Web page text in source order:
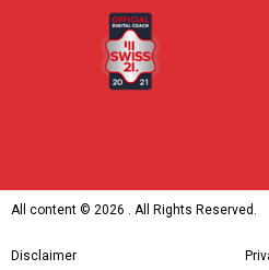
All content © 2026 . All Rights Reserved.
Disclaimer